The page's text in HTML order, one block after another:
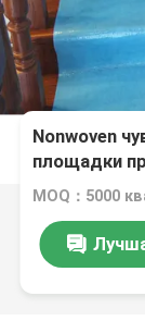
Nonwoven
площадки
художника